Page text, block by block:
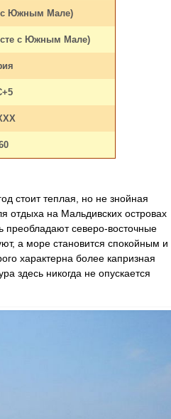
с Южным Мале)
с Южным Мале)
стоит теплая, но не знойная
отдыха на Мальдивских островах
преобладают северо-восточные
а море становится спокойным и
характерна более капризная
здесь никогда не опускается